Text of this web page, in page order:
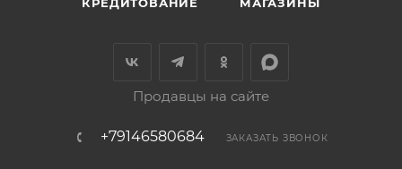
Продавцы на сайте
+79146580684 ЗАКАЗАТЬ ЗВОНОК